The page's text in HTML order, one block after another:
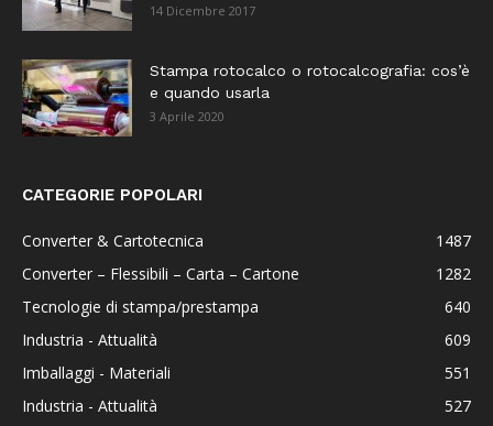
14 Dicembre 2017
Stampa rotocalco o rotocalcografia: cos’è
e quando usarla
3 Aprile 2020
CATEGORIE POPOLARI
Converter & Cartotecnica
1487
Converter – Flessibili – Carta – Cartone
1282
Tecnologie di stampa/prestampa
640
Industria - Attualità
609
Imballaggi - Materiali
551
Industria - Attualità
527